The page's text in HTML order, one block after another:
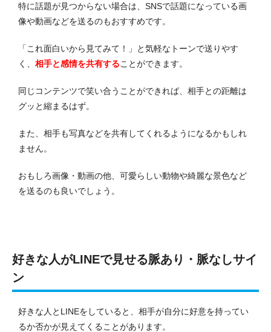
特に話題が見つからない場合は、SNSで話題になっている画
像や動画などを送るのもおすすめです。
「これ面白いから見てみて！」と気軽なトーンで送りやす
く、 相手と感情を共有することができます。
同じコンテンツで笑い合うことができれば、相手との距離は
グッと縮まるはず。
また、相手も写真などを共有してくれるようになるかもしれ
ません。
おもしろ画像・動画の他、可愛らしい動物や綺麗な景色など
を送るのも良いでしょう。
好きな人がLINEで見せる脈あり・脈なしサイ
ン
好きな人とLINEをしていると、相手が自分に好意を持ってい
るか否かが見えてくることがあります。